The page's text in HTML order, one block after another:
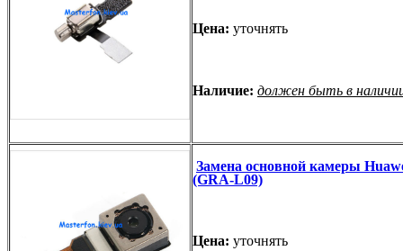
Цена: уточнять
Наличие: должен быть в
Замена основной камеры
(GRA-L09)
Цена: уточнять